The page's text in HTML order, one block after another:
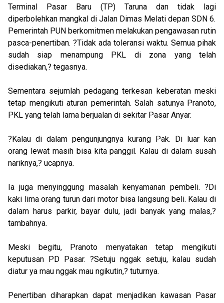
Terminal Pasar Baru (TP) Taruna dan tidak lagi
diperbolehkan mangkal di Jalan Dimas Melati depan SDN 6.
Pemerintah PUN berkomitmen melakukan pengawasan rutin
pasca-penertiban. ?Tidak ada toleransi waktu. Semua pihak
sudah siap menampung PKL di zona yang telah
disediakan,? tegasnya.
Sementara sejumlah pedagang terkesan keberatan meski
tetap mengikuti aturan pemerintah. Salah satunya Pranoto,
PKL yang telah lama berjualan di sekitar Pasar Anyar.
?Kalau di dalam pengunjungnya kurang Pak. Di luar kan
orang lewat masih bisa kita panggil. Kalau di dalam susah
nariknya,? ucapnya.
Ia juga menyinggung masalah kenyamanan pembeli. ?Di
kaki lima orang turun dari motor bisa langsung beli. Kalau di
dalam harus parkir, bayar dulu, jadi banyak yang malas,?
tambahnya.
Meski begitu, Pranoto menyatakan tetap mengikuti
keputusan PD Pasar. ?Setuju nggak setuju, kalau sudah
diatur ya mau nggak mau ngikutin,? tuturnya.
Penertiban diharapkan dapat menjadikan kawasan Pasar